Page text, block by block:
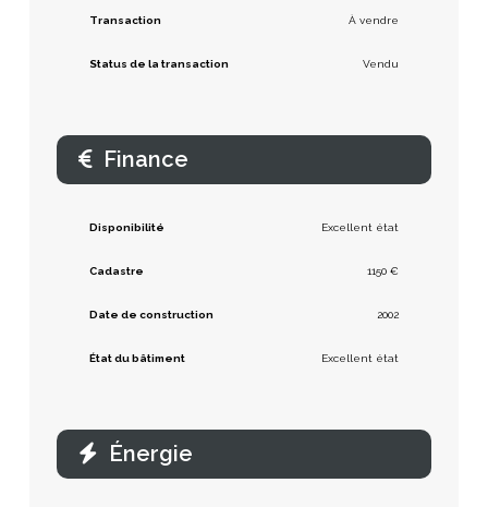
Transaction À vendre
Status de la transaction Vendu
Finance
Disponibilité Excellent état
Cadastre 1150 €
Date de construction 2002
État du bâtiment Excellent état
Énergie